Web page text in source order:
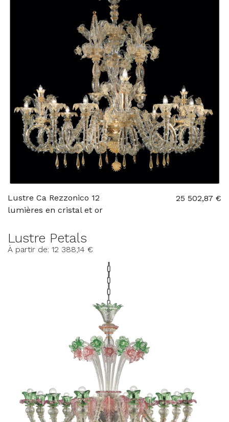
Lustre Ca Rezzonico 12
lumières en cristal et or
25 502,87 €
Lustre Petals
À partir de: 12 388,14 €